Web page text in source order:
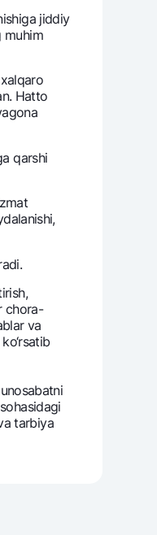
jiddiy
muhim
Hatto
qarshi
chora-
va
tarbiya